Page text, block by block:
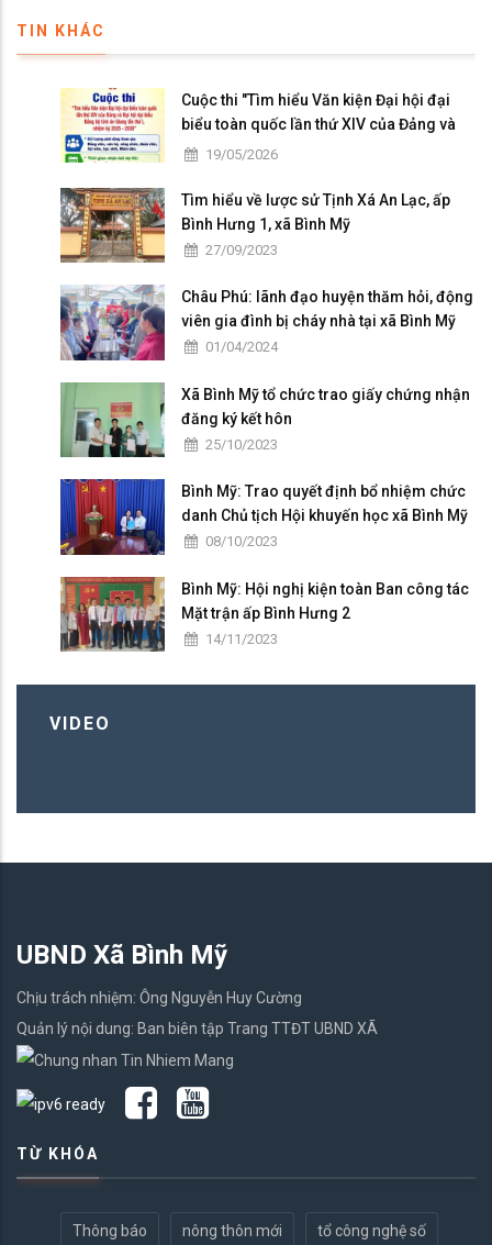
TIN KHÁC
Cuộc thi "Tìm hiểu Văn kiện Đại hội đại
biểu toàn quốc lần thứ XIV của Đảng và
Đại hội đại biểu Đảng bộ tỉnh An Giang lần
19/05/2026
Tìm hiểu về lược sử Tịnh Xá An Lạc, ấp
Bình Hưng 1, xã Bình Mỹ
27/09/2023
Châu Phú: lãnh đạo huyện thăm hỏi, động
viên gia đình bị cháy nhà tại xã Bình Mỹ
01/04/2024
Xã Bình Mỹ tổ chức trao giấy chứng nhận
đăng ký kết hôn
25/10/2023
Bình Mỹ: Trao quyết định bổ nhiệm chức
danh Chủ tịch Hội khuyến học xã Bình Mỹ
08/10/2023
Bình Mỹ: Hội nghị kiện toàn Ban công tác
Mặt trận ấp Bình Hưng 2
14/11/2023
VIDEO
UBND Xã Bình Mỹ
Chịu trách nhiệm: Ông Nguyễn Huy Cường
Quản lý nội dung: Ban biên tập Trang TTĐT UBND XÃ
TỪ KHÓA
Thông báo nông thôn mới tổ công nghệ số